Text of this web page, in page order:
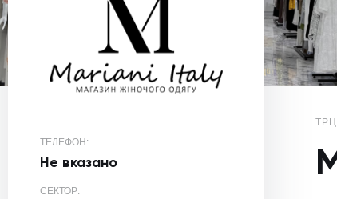
ТЕЛЕФОН:
Не вказано
СЕКТОР:
ТРЦ